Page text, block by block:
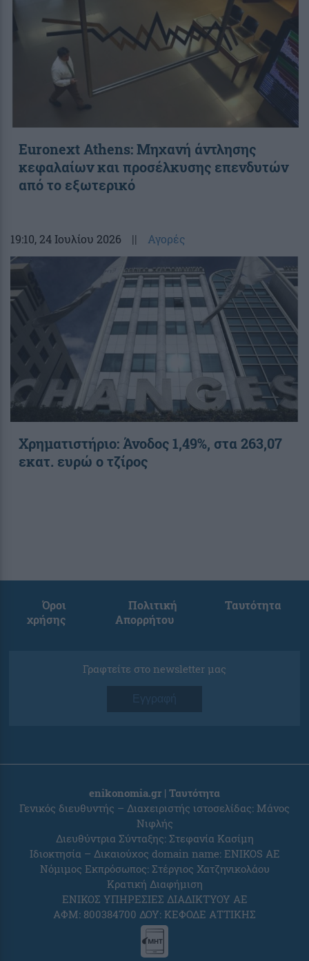
Euronext Athens: Μηχανή άντλησης
κεφαλαίων και προσέλκυσης επενδυτών
από το εξωτερικό
19:10, 24 Ιουλίου 2026 || Αγορές
Χρηματιστήριο: Άνοδος 1,49%, στα 263,07
εκατ. ευρώ ο τζίρος
Όροι
χρήσης
Πολιτική
Απορρήτου
Ταυτότητα
Γραφτείτε στο newsletter μας
Εγγραφή
enikonomia.gr | Ταυτότητα
Γενικός διευθυντής – Διαχειριστής ιστοσελίδας: Μάνος
Νιφλής
Διευθύντρια Σύνταξης: Στεφανία Κασίμη
Ιδιοκτησία – Δικαιούχος domain name: ENIKOS AE
Νόμιμος Εκπρόσωπος: Στέργιος Χατζηνικολάου
Κρατική Διαφήμιση
ΕΝΙΚΟΣ ΥΠΗΡΕΣΙΕΣ ΔΙΑΔΙΚΤΥΟΥ ΑΕ
ΑΦΜ: 800384700 ΔΟΥ: ΚΕΦΟΔΕ ΑΤΤΙΚΗΣ